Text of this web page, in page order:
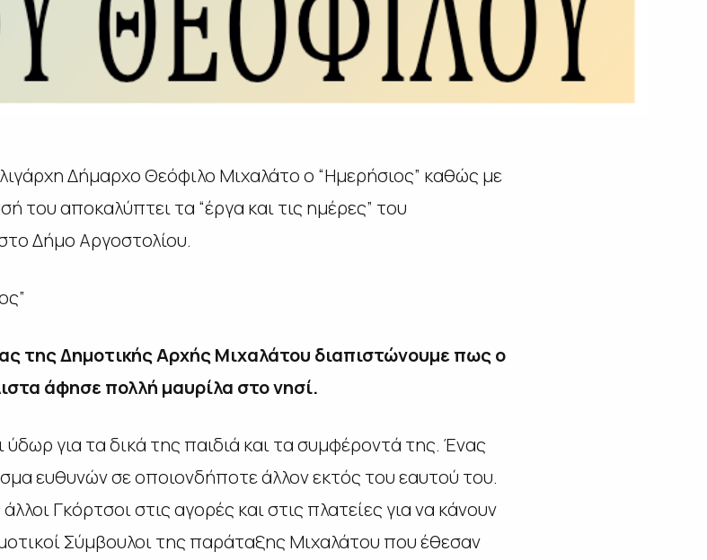
Δήμαρχο Θεόφιλο Μιχαλάτο ο “Ημερήσιος” καθώς με
του αποκαλύπτει τα “έργα και τις ημέρες” του
Δήμο Αργοστολίου.
της Δημοτικής Αρχής Μιχαλάτου διαπιστώνουμε πως ο
άφησε πολλή μαυρίλα στο νησί.
για τα δικά της παιδιά και τα συμφέροντά της. Ένας
ευθυνών σε οποιονδήποτε άλλον εκτός του εαυτού του.
Γκόρτσοι στις αγορές και στις πλατείες για να κάνουν
Σύμβουλοι της παράταξης Μιχαλάτου που έθεσαν